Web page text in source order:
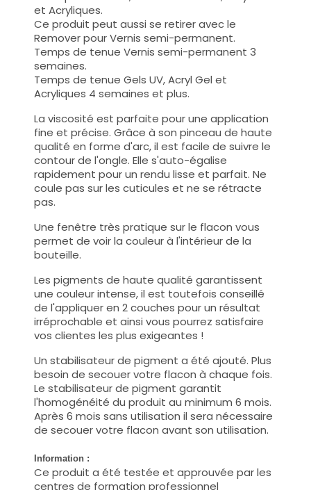
et Acryliques.
Ce produit peut aussi se retirer avec le
Remover pour Vernis semi-permanent.
Temps de tenue Vernis semi-permanent 3
semaines.
Temps de tenue Gels UV, Acryl Gel et
Acryliques 4 semaines et plus.
La viscosité est parfaite pour une application
fine et précise. Grâce à son pinceau de haute
qualité en forme d'arc, il est facile de suivre le
contour de l'ongle. Elle s'auto-égalise
rapidement pour un rendu lisse et parfait. Ne
coule pas sur les cuticules et ne se rétracte
pas.
Une fenêtre très pratique sur le flacon vous
permet de voir la couleur à l'intérieur de la
bouteille.
Les pigments de haute qualité garantissent
une couleur intense, il est toutefois conseillé
de l'appliquer en 2 couches pour un résultat
irréprochable et ainsi vous pourrez satisfaire
vos clientes les plus exigeantes !
Un stabilisateur de pigment a été ajouté. Plus
besoin de secouer votre flacon à chaque fois.
Le stabilisateur de pigment garantit
l'homogénéité du produit au minimum 6 mois.
Après 6 mois sans utilisation il sera nécessaire
de secouer votre flacon avant son utilisation.
Information :
Ce produit a été testée et approuvée par les
centres de formation professionnel